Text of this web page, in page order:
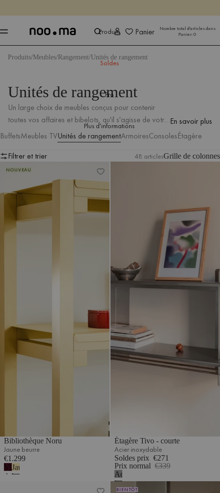
Produits
Soldes
Pro
Plus d'informations
Panier
Nombre total d'articles dans
Panier:0
Produits Meubles Rangement Unités de rangement
Unités de rangement
Un large choix de meubles conçus pour contenir
toutes vos affaires et bibelots, qu'il s'agisse de votre
collection de livres, d'accessoires de décoration ou
d'articles de bureau. Parcourez la collection
d'étagères, de bibliothèques et de tables consoles
mobiles, et trouvez le meuble de vos rêves.
En savoir plus
BuffetsMeubles TVUnités de rangementArmoiresConsolesÉtagère
Filtrer et trier
Filtrer et trier
48 articlesGrille de colonnes
NOUVEAU
Bibliothèque Noru
Jaune beurre
€1.299
Vin
de
Jaune
beurre
Étagère Tivo - courte
Acier inoxydable
Soldes prix €271
Prix normal €339
Acier
inoxydable
BIENTÔT